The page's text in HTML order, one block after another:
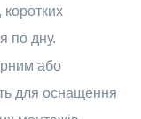
по дну.
або
для оснащення